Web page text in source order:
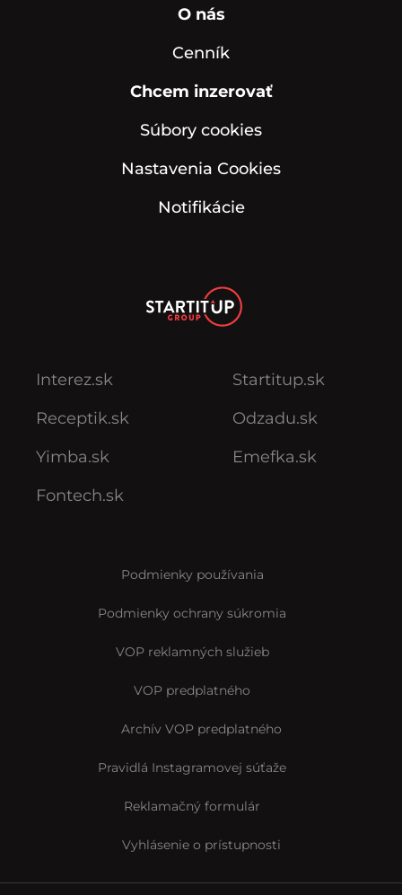
O nás
Cenník
Chcem inzerovať
Súbory cookies
Nastavenia Cookies
Notifikácie
Interez.sk
Receptik.sk
Yimba.sk
Fontech.sk
Startitup.sk
Odzadu.sk
Emefka.sk
Podmienky používania
Podmienky ochrany súkromia
VOP reklamných služieb
VOP predplatného
Archív VOP predplatného
Pravidlá Instagramovej súťaže
Reklamačný formulár
Vyhlásenie o prístupnosti